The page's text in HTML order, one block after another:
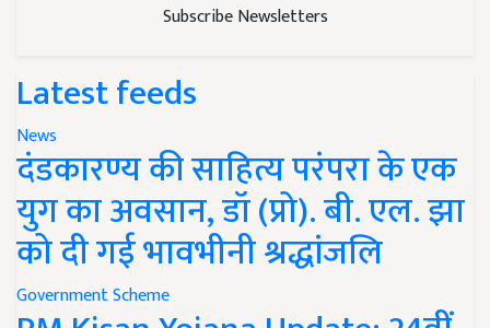
Subscribe Newsletters
Latest feeds
News
दंडकारण्य की साहित्य परंपरा के एक
युग का अवसान, डॉ (प्रो). बी. एल. झा
को दी गई भावभीनी श्रद्धांजलि
Government Scheme